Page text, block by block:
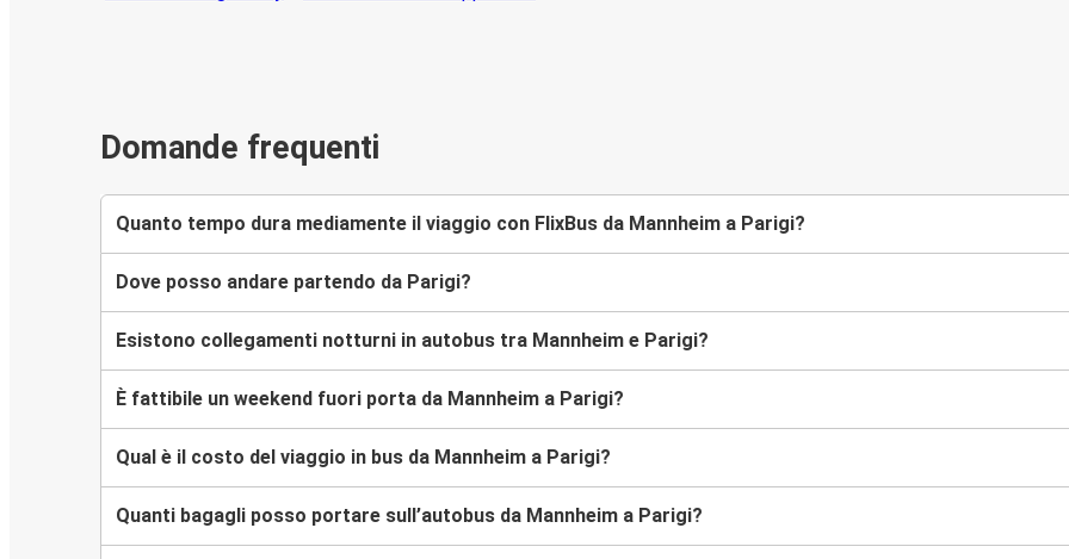
Domande frequenti
Quanto tempo dura mediamente il viaggio con FlixBus da Mannheim a Parigi?
Dove posso andare partendo da Parigi?
Esistono collegamenti notturni in autobus tra Mannheim e Parigi?
È fattibile un weekend fuori porta da Mannheim a Parigi?
Qual è il costo del viaggio in bus da Mannheim a Parigi?
Quanti bagagli posso portare sull’autobus da Mannheim a Parigi?